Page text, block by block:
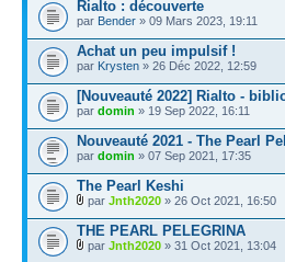
Rialto : découverte
par Bender » 09 Mars 2023, 19:11
Achat un peu impulsif !
par Krysten » 26 Déc 2022, 12:59
[Nouveauté 2022] Rialto -
par domin » 19 Sep 2022, 16:11
Nouveauté 2021 - The Pearl
par domin » 07 Sep 2021, 17:35
The Pearl Keshi
par Jnth2020 » 26 Oct 2021, 16:50
THE PEARL PELEGRINA
par Jnth2020 » 31 Oct 2021, 13:04